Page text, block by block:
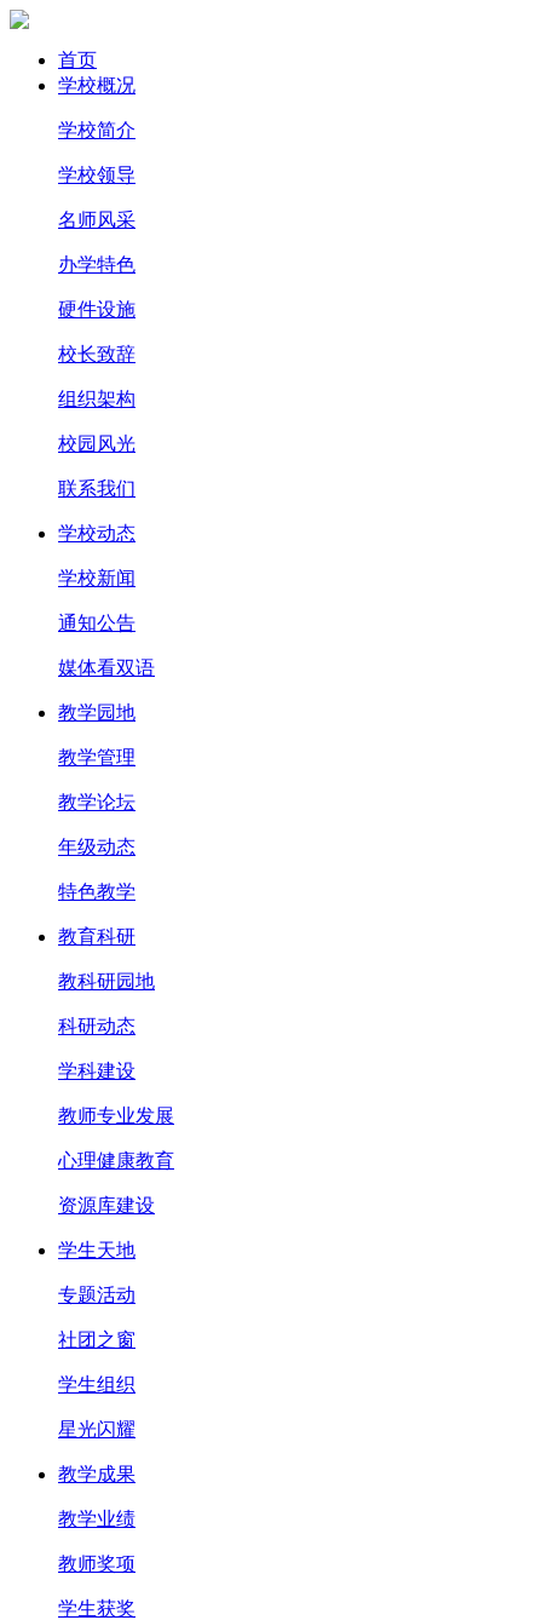
首页
学校概况
学校简介
学校领导
名师风采
办学特色
硬件设施
校长致辞
组织架构
校园风光
联系我们
学校动态
学校新闻
通知公告
媒体看双语
教学园地
教学管理
教学论坛
年级动态
特色教学
教育科研
教科研园地
科研动态
学科建设
教师专业发展
心理健康教育
资源库建设
学生天地
专题活动
社团之窗
学生组织
星光闪耀
教学成果
教学业绩
教师奖项
学生获奖